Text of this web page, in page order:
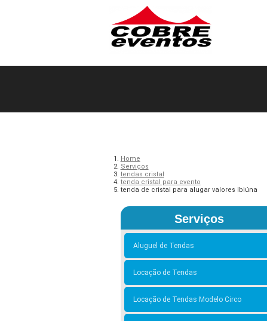
Home
Serviços
tendas cristal
tenda cristal para evento
tenda de cristal para alugar valores Ibiúna
Serviços
Aluguel de Tendas
Locação de Tendas
Locação de Tendas Modelo Circo